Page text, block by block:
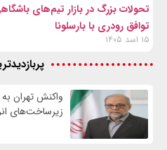
تحولات بزرگ در بازار تیم‌های
توافق رودری با بارسلونا
۱۵ اسد ۱۴۰۵
واکنش تهران
زیرساخت‌های